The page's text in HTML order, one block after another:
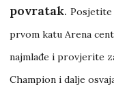
povratak.
prvom katu Arena
najmlađe i provjerite
Champion i dalje